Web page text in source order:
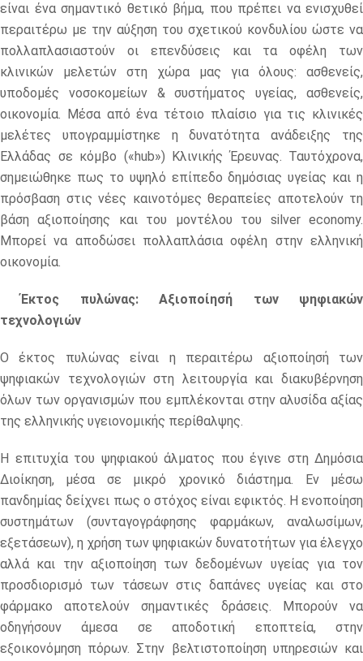
είναι ένα σημαντικό θετικό βήμα, που πρέπει να ενισχυθεί
περαιτέρω με την αύξηση του σχετικού κονδυλίου ώστε να
πολλαπλασιαστούν οι επενδύσεις και τα οφέλη των
κλινικών μελετών στη χώρα μας για όλους: ασθενείς,
υποδομές νοσοκομείων & συστήματος υγείας, ασθενείς,
οικονομία. Μέσα από ένα τέτοιο πλαίσιο για τις κλινικές
μελέτες υπογραμμίστηκε η δυνατότητα ανάδειξης της
Ελλάδας σε κόμβο («hub») Κλινικής Έρευνας. Ταυτόχρονα,
σημειώθηκε πως το υψηλό επίπεδο δημόσιας υγείας και η
πρόσβαση στις νέες καινοτόμες θεραπείες αποτελούν τη
βάση αξιοποίησης και του μοντέλου του silver economy.
Μπορεί να αποδώσει πολλαπλάσια οφέλη στην ελληνική
οικονομία.
Έκτος πυλώνας: Αξιοποίησή των ψηφιακών
τεχνολογιών
Ο έκτος πυλώνας είναι η περαιτέρω αξιοποίησή των
ψηφιακών τεχνολογιών στη λειτουργία και διακυβέρνηση
όλων των οργανισμών που εμπλέκονται στην αλυσίδα αξίας
της ελληνικής υγειονομικής περίθαλψης.
Η επιτυχία του ψηφιακού άλματος που έγινε στη Δημόσια
Διοίκηση, μέσα σε μικρό χρονικό διάστημα. Εν μέσω
πανδημίας δείχνει πως ο στόχος είναι εφικτός. Η ενοποίηση
συστημάτων (συνταγογράφησης φαρμάκων, αναλωσίμων,
εξετάσεων), η χρήση των ψηφιακών δυνατοτήτων για έλεγχο
αλλά και την αξιοποίηση των δεδομένων υγείας για τον
προσδιορισμό των τάσεων στις δαπάνες υγείας και στο
φάρμακο αποτελούν σημαντικές δράσεις. Μπορούν να
οδηγήσουν άμεσα σε αποδοτική εποπτεία, στην
εξοικονόμηση πόρων. Στην βελτιστοποίηση υπηρεσιών και